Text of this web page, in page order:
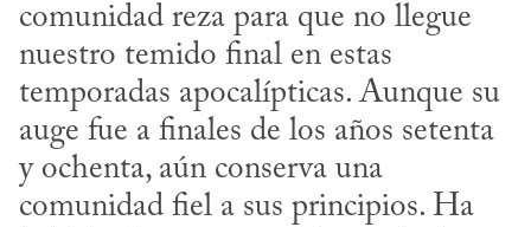
comunidad reza para que no llegue
nuestro temido final en estas
temporadas apocalípticas. Aunque su
auge fue a finales de los años setenta
y ochenta, aún conserva una
comunidad fiel a sus principios. Ha